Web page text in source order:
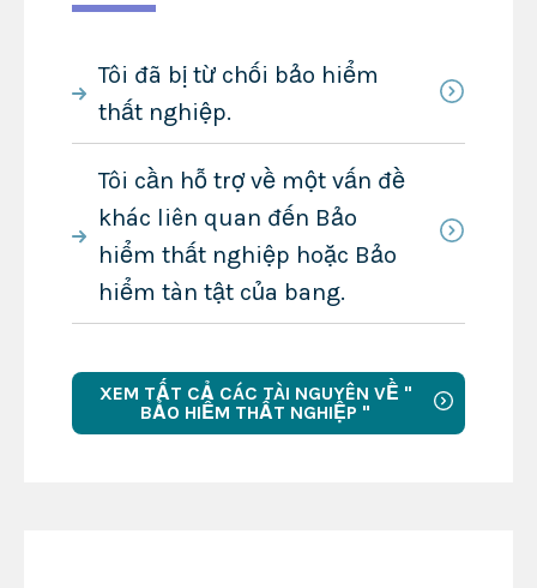
Tôi đã bị từ chối bảo hiểm
thất nghiệp.
Tôi cần hỗ trợ về một vấn đề
khác liên quan đến Bảo
hiểm thất nghiệp hoặc Bảo
hiểm tàn tật của bang.
XEM TẤT CẢ CÁC TÀI NGUYÊN VỀ "
BẢO HIỂM THẤT NGHIỆP "